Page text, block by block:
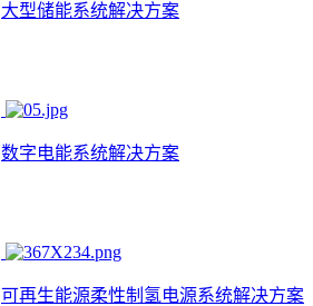
大型储能系统解决方案
数字电能系统解决方案
可再生能源柔性制氢电源系统解决方案